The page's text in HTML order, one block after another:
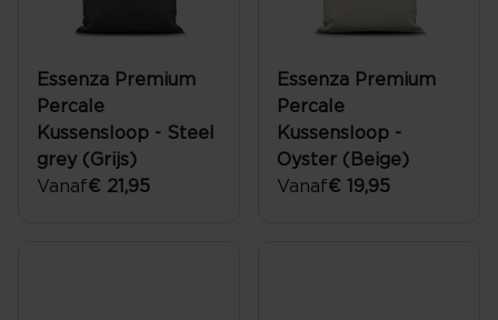
Essenza Premium
Percale
Kussensloop - Steel
grey (Grijs)
Vanaf€ 21,95
Essenza Premium
Percale
Kussensloop -
Oyster (Beige)
Vanaf€ 19,95